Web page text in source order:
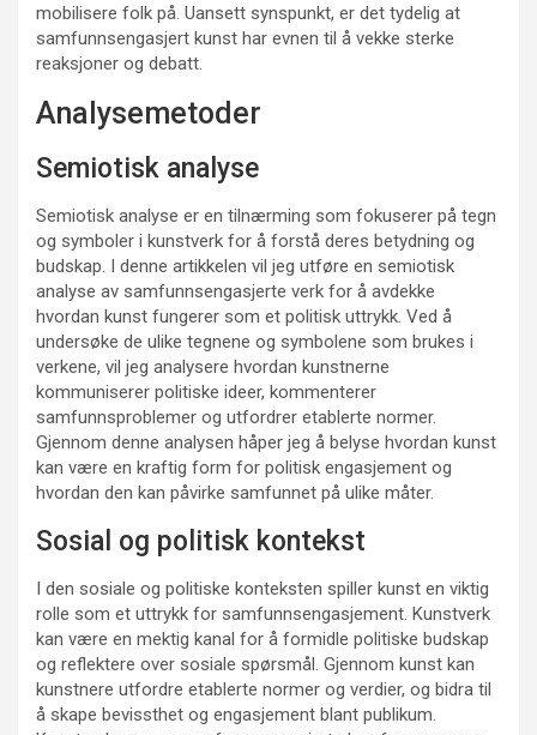
mobilisere folk på. Uansett synspunkt, er det tydelig at
samfunnsengasjert kunst har evnen til å vekke sterke
reaksjoner og debatt.
Analysemetoder
Semiotisk analyse
Semiotisk analyse er en tilnærming som fokuserer på tegn
og symboler i kunstverk for å forstå deres betydning og
budskap. I denne artikkelen vil jeg utføre en semiotisk
analyse av samfunnsengasjerte verk for å avdekke
hvordan kunst fungerer som et politisk uttrykk. Ved å
undersøke de ulike tegnene og symbolene som brukes i
verkene, vil jeg analysere hvordan kunstnerne
kommuniserer politiske ideer, kommenterer
samfunnsproblemer og utfordrer etablerte normer.
Gjennom denne analysen håper jeg å belyse hvordan kunst
kan være en kraftig form for politisk engasjement og
hvordan den kan påvirke samfunnet på ulike måter.
Sosial og politisk kontekst
I den sosiale og politiske konteksten spiller kunst en viktig
rolle som et uttrykk for samfunnsengasjement. Kunstverk
kan være en mektig kanal for å formidle politiske budskap
og reflektere over sosiale spørsmål. Gjennom kunst kan
kunstnere utfordre etablerte normer og verdier, og bidra til
å skape bevissthet og engasjement blant publikum.